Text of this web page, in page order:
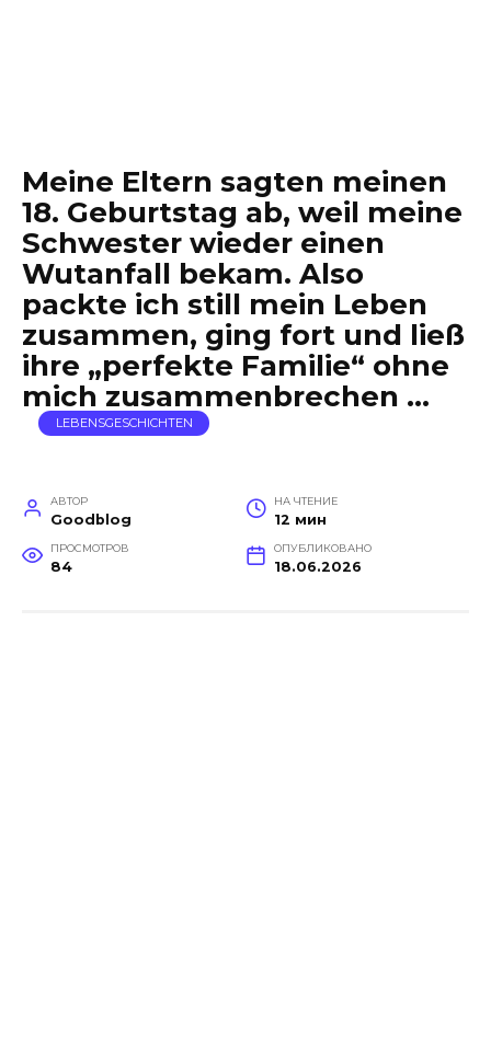
Meine Eltern sagten meinen
18. Geburtstag ab, weil meine
Schwester wieder einen
Wutanfall bekam. Also
packte ich still mein Leben
zusammen, ging fort und ließ
ihre „perfekte Familie“ ohne
mich zusammenbrechen …
LEBENSGESCHICHTEN
АВТОР
Goodblog
НА ЧТЕНИЕ
12 мин
ПРОСМОТРОВ
84
ОПУБЛИКОВАНО
18.06.2026